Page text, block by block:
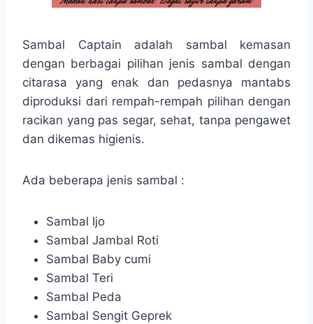
Sambal Captain adalah sambal kemasan
dengan berbagai pilihan jenis sambal dengan
citarasa yang enak dan pedasnya mantabs
diproduksi dari rempah-rempah pilihan dengan
racikan yang pas segar, sehat, tanpa pengawet
dan dikemas higienis.
Ada beberapa jenis sambal :
Sambal Ijo
Sambal Jambal Roti
Sambal Baby cumi
Sambal Teri
Sambal Peda
Sambal Sengit Geprek